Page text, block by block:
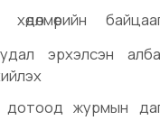
хөдөлмөрийн
эрхэлсэн
дотоод журмын